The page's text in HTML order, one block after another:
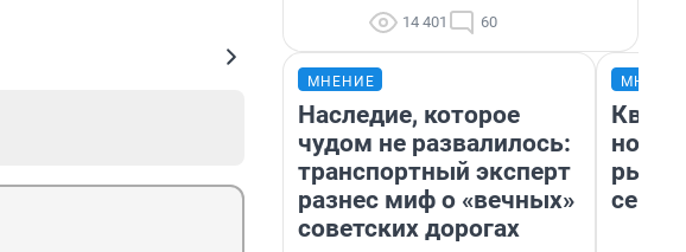
14 401 60
МНЕНИЕ
Наследие, которое
чудом не развалилось:
транспортный эксперт
разнес миф о «вечных»
советских дорогах
но